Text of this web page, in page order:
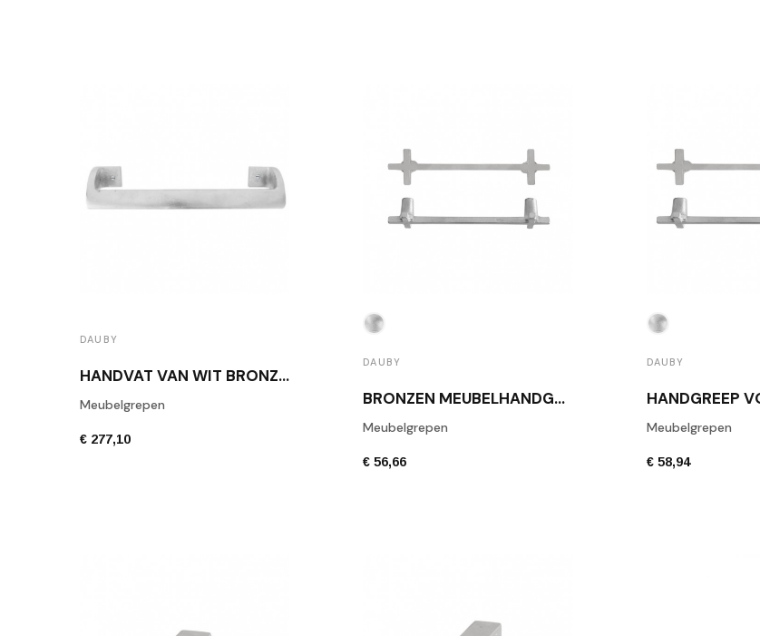
DAUBY
HANDVAT VAN WIT BRONZEN MEUBILAIR PMAF-300 WBS
Meubelgrepen
€ 277,10
DAUBY
BRONZEN MEUBELHANDGREEP DAUBY PMCRO-128 WBS
Meubelgrepen
€ 56,66
DAUBY
Meubelgrepen
€ 58,94